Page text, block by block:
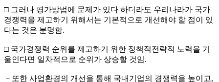
□ 그러나 평가방법에 문제가 있다 하더라도 우리나라가 국가
경쟁력을 제고하기 위해서는 기본적으로 개선해야 할 점이 있
다는 것은 분명함.
□ 국가경쟁력 순위를 제고하기 위한 정책적전략적 노력을 기
울인다면 일차적으로 순위가 상승할 것임.
－또한 사업환경의 개선을 통해 국내기업의 경쟁력을 높이고,